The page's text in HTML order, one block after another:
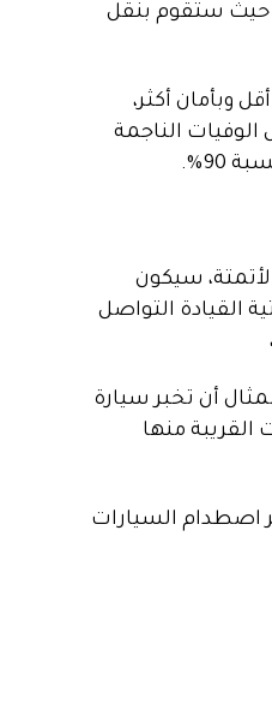
حيث ستقوم بنقل
وبأمان أكثر،
الناجمة
سيكون
القيادة التواصل
أن تخبر سيارة
القريبة منها
اصطدام السيارات